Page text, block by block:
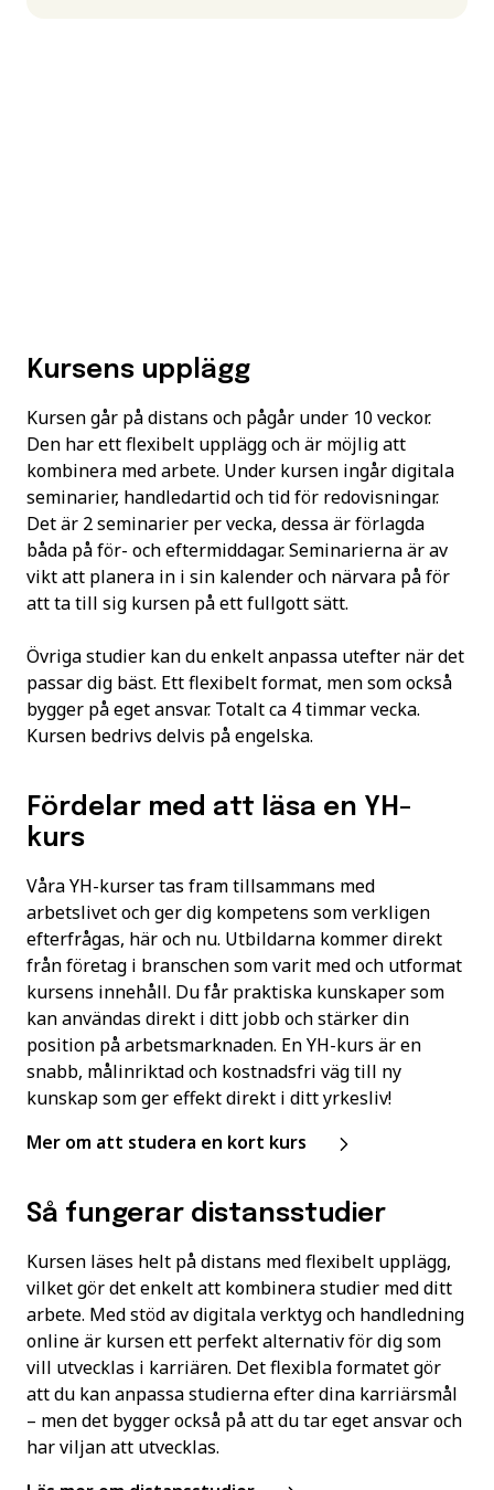
Kursens upplägg
Kursen går på distans och pågår under 10 veckor.
Den har ett flexibelt upplägg och är möjlig att
kombinera med arbete. Under kursen ingår digitala
seminarier, handledartid och tid för redovisningar.
Det är 2 seminarier per vecka, dessa är förlagda
båda på för- och eftermiddagar. Seminarierna är av
vikt att planera in i sin kalender och närvara på för
att ta till sig kursen på ett fullgott sätt.
Övriga studier kan du enkelt anpassa utefter när det
passar dig bäst. Ett flexibelt format, men som också
bygger på eget ansvar. Totalt ca 4 timmar vecka.
Kursen bedrivs delvis på engelska.
Fördelar med att läsa en YH-
kurs
Våra YH-kurser tas fram tillsammans med
arbetslivet och ger dig kompetens som verkligen
efterfrågas, här och nu. Utbildarna kommer direkt
från företag i branschen som varit med och utformat
kursens innehåll. Du får praktiska kunskaper som
kan användas direkt i ditt jobb och stärker din
position på arbetsmarknaden. En YH-kurs är en
snabb, målinriktad och kostnadsfri väg till ny
kunskap som ger effekt direkt i ditt yrkesliv!
Mer om att studera en kort kurs
Så fungerar distansstudier
Kursen läses helt på distans med flexibelt upplägg,
vilket gör det enkelt att kombinera studier med ditt
arbete. Med stöd av digitala verktyg och handledning
online är kursen ett perfekt alternativ för dig som
vill utvecklas i karriären. Det flexibla formatet gör
att du kan anpassa studierna efter dina karriärsmål
– men det bygger också på att du tar eget ansvar och
har viljan att utvecklas.